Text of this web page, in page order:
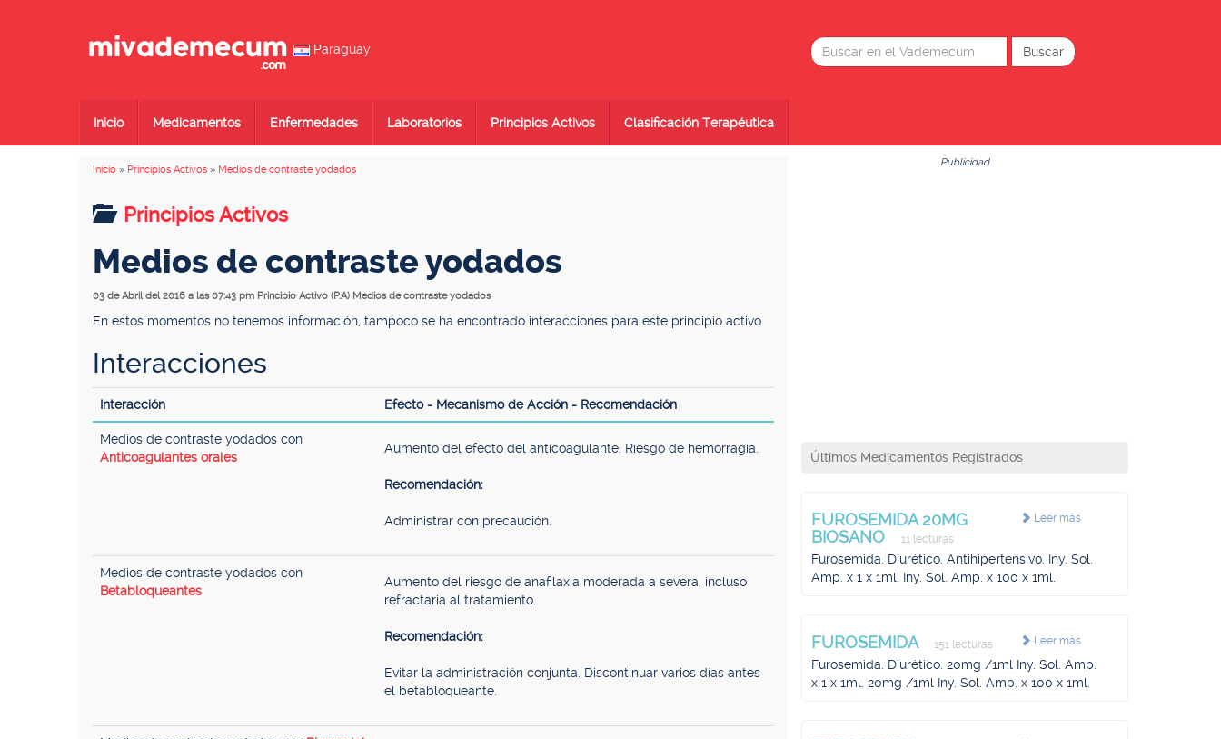
Paraguay
Inicio Medicamentos Enfermedades Laboratorios Principios Activos Clasificación Terapéutica
Inicio » Principios Activos » Medios de contraste yodados
Principios Activos
Medios de contraste yodados
03 de Abril del 2016 a las 07:43 pm Principio Activo (P.A) Medios de contraste yodados
En estos momentos no tenemos información, tampoco se ha encontrado interacciones para este principio activo.
Interacciones
Interacción Efecto - Mecanismo de Acción - Recomendación
Medios de contraste yodados con
Anticoagulantes orales
Aumento del efecto del anticoagulante. Riesgo de hemorragia.
Recomendación:
Administrar con precaución.
Medios de contraste yodados con
Betabloqueantes
Aumento del riesgo de anafilaxia moderada a severa, incluso
refractaria al tratamiento.
Recomendación:
Evitar la administración conjunta. Discontinuar varios días antes
el betabloqueante.
Publicidad
Últimos Medicamentos Registrados
Leer más
FUROSEMIDA 20MG
BIOSANO
11 lecturas
Furosemida. Diurético. Antihipertensivo. Iny. Sol.
Amp. x 1 x 1ml. Iny. Sol. Amp. x 100 x 1ml.
Leer más
FUROSEMIDA 151 lecturas
Furosemida. Diurético. 20mg /1ml Iny. Sol. Amp.
x 1 x 1ml. 20mg /1ml Iny. Sol. Amp. x 100 x 1ml.